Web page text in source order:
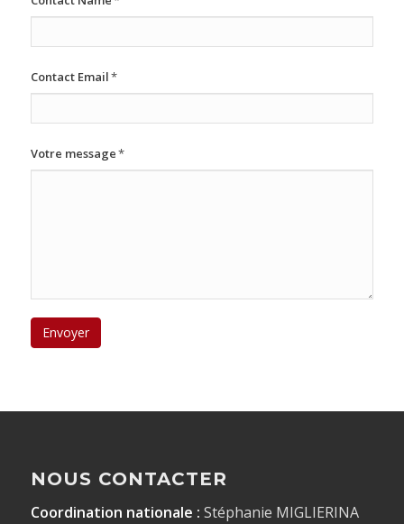
Contact Email*
Votre message*
NOUS CONTACTER
Coordination nationale : Stéphanie MIGLIERINA